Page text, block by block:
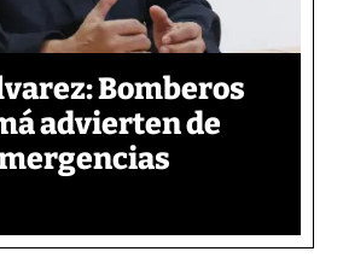
Bomberos
advierten de